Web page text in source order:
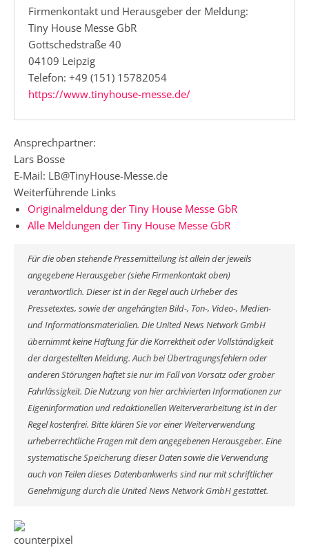
Firmenkontakt und Herausgeber der Meldung:
Tiny House Messe GbR
Gottschedstraße 40
04109 Leipzig
Telefon: +49 (151) 15782054
https://www.tinyhouse-messe.de/
Ansprechpartner:
Lars Bosse
E-Mail: LB@TinyHouse-Messe.de
Weiterführende Links
Originalmeldung der Tiny House Messe GbR
Alle Meldungen der Tiny House Messe GbR
Für die oben stehende Pressemitteilung ist allein der jeweils
angegebene Herausgeber (siehe Firmenkontakt oben)
verantwortlich. Dieser ist in der Regel auch Urheber des
Pressetextes, sowie der angehängten Bild-, Ton-, Video-, Medien-
und Informationsmaterialien. Die United News Network GmbH
übernimmt keine Haftung für die Korrektheit oder Vollständigkeit
der dargestellten Meldung. Auch bei Übertragungsfehlern oder
anderen Störungen haftet sie nur im Fall von Vorsatz oder grober
Fahrlässigkeit. Die Nutzung von hier archivierten Informationen zur
Eigeninformation und redaktionellen Weiterverarbeitung ist in der
Regel kostenfrei. Bitte klären Sie vor einer Weiterverwendung
urheberrechtliche Fragen mit dem angegebenen Herausgeber. Eine
systematische Speicherung dieser Daten sowie die Verwendung
auch von Teilen dieses Datenbankwerks sind nur mit schriftlicher
Genehmigung durch die United News Network GmbH gestattet.